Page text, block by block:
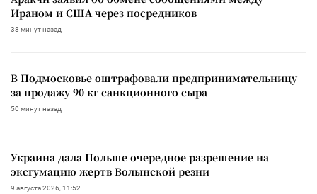
Ираном и США через посредников
38 минут назад
В Подмосковье оштрафовали предпринимательницу
за продажу 90 кг санкционного сыра
50 минут назад
Украина дала Польше очередное разрешение на
эксгумацию жертв Волынской резни
9 августа 2026, 11:52